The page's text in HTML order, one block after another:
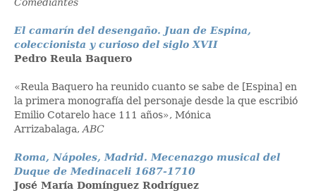
El camarín del desengaño. Juan de Espina,
coleccionista y curioso del siglo XVII
Pedro Reula Baquero
«Reula Baquero ha reunido cuanto se sabe de [Espina] en
la primera monografía del personaje desde la que escribió
Emilio Cotarelo hace 111 años», Mónica
Arrizabalaga, ABC
Roma, Nápoles, Madrid. Mecenazgo musical del
Duque de Medinaceli 1687-1710
José María Domínguez Rodríguez